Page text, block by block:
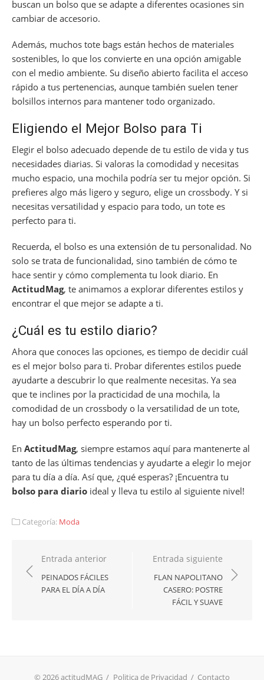
buscan un bolso que se adapte a diferentes ocasiones sin
cambiar de accesorio.
Además, muchos tote bags están hechos de materiales
sostenibles, lo que los convierte en una opción amigable
con el medio ambiente. Su diseño abierto facilita el acceso
rápido a tus pertenencias, aunque también suelen tener
bolsillos internos para mantener todo organizado.
Eligiendo el Mejor Bolso para Ti
Elegir el bolso adecuado depende de tu estilo de vida y tus
necesidades diarias. Si valoras la comodidad y necesitas
mucho espacio, una mochila podría ser tu mejor opción. Si
prefieres algo más ligero y seguro, elige un crossbody. Y si
necesitas versatilidad y espacio para todo, un tote es
perfecto para ti.
Recuerda, el bolso es una extensión de tu personalidad. No
solo se trata de funcionalidad, sino también de cómo te
hace sentir y cómo complementa tu look diario. En
ActitudMag, te animamos a explorar diferentes estilos y
encontrar el que mejor se adapte a ti.
¿Cuál es tu estilo diario?
Ahora que conoces las opciones, es tiempo de decidir cuál
es el mejor bolso para ti. Probar diferentes estilos puede
ayudarte a descubrir lo que realmente necesitas. Ya sea
que te inclines por la practicidad de una mochila, la
comodidad de un crossbody o la versatilidad de un tote,
hay un bolso perfecto esperando por ti.
En ActitudMag, siempre estamos aquí para mantenerte al
tanto de las últimas tendencias y ayudarte a elegir lo mejor
para tu día a día. Así que, ¿qué esperas? ¡Encuentra tu
bolso para diario ideal y lleva tu estilo al siguiente nivel!
Categoría: Moda
Navegación
de
entradas
Entrada anterior
PEINADOS FÁCILES
PARA EL DÍA A DÍA
Entrada siguiente
FLAN NAPOLITANO
CASERO: POSTRE
FÁCIL Y SUAVE
© 2026 actitudMAG / Politica de Privacidad / Contacto